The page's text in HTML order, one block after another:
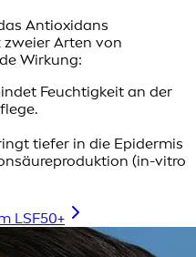
Antioxidans
zweier Arten von
Wirkung:
Feuchtigkeit an der
tiefer in die Epidermis
(in-vitro
LSF50+